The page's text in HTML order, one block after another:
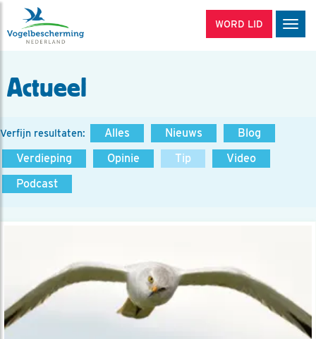
WORD LID
Actueel
Verfijn resultaten: Alles Nieuws
Blog
Verdieping
Opinie Tip
Video
Podcast